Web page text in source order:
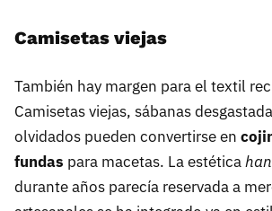
Camisetas viejas
También hay margen para el textil
Camisetas viejas, sábanas
olvidados pueden convertirse en
fundas para macetas. La estética
durante años parecía reservada a